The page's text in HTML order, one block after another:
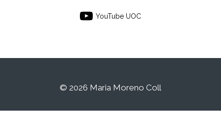
YouTube UOC
© 2026 Maria Moreno Coll